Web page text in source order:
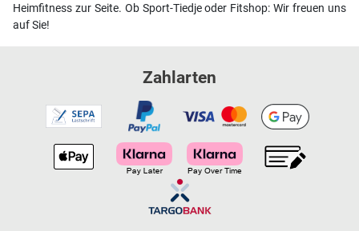
Heimfitness zur Seite. Ob Sport-Tiedje oder Fitshop: Wir freuen uns
auf Sie!
Zahlarten